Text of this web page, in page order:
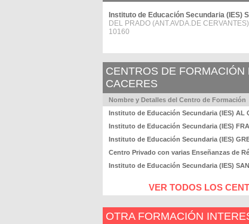
Instituto de Educación Secundaria (IES)
DEL PRADO (ANT.AVDA.DE
10160
CENTROS DE
CACERES
Nombre y Detalles del Centro de Formación
Instituto de Educación Secundaria (IES) AL
Instituto de Educación Secundaria (IES)
Instituto de Educación Secundaria (IES)
Centro Privado con varias Enseñanzas de
Instituto de Educación Secundaria (IES)
VER TODOS LOS
OTRA FORMACIÓN